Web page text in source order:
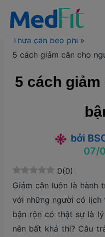
dung
Trang chủ Kiến thức
Thừa cân béo phì
5 cách giảm cân cho
5 cách
bởi
07/
0(0)
Giảm cân luôn là hành
với những người có lịch
bận rộn có thật sự là
nên bất khả thi? Câu